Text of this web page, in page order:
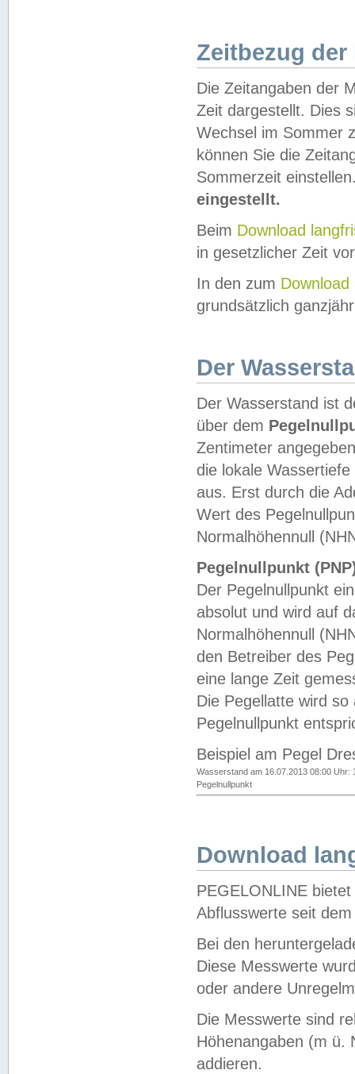
Zeitbezug der
Die Zeitangaben der
Zeit dargestellt. Dies
Wechsel im Sommer
können Sie die
Sommerzeit
eingestellt.
Beim Download
in gesetzlicher Zeit
In den zum Download
grundsätzlich
Der
Der Wasserstand ist
über dem
Zentimeter
die lokale
aus. Erst durch die
Wert des
Normalhöhennull
Pegelnullpunkt
Der Pegelnullpunkt
absolut und wird auf
Normalhöhennull
den Betreiber des
eine lange Zeit
Die Pegellatte wird
Pegelnullpunkt
Beispiel am Pegel
Wasserstand am 16.07.2013 08:00 Uhr:
Pegelnullpunkt
Download
PEGELONLINE
Abflusswerte seit
Bei den
Diese Messwerte
oder andere
Die Messwerte sind
Höhenangaben (m ü.
addieren.